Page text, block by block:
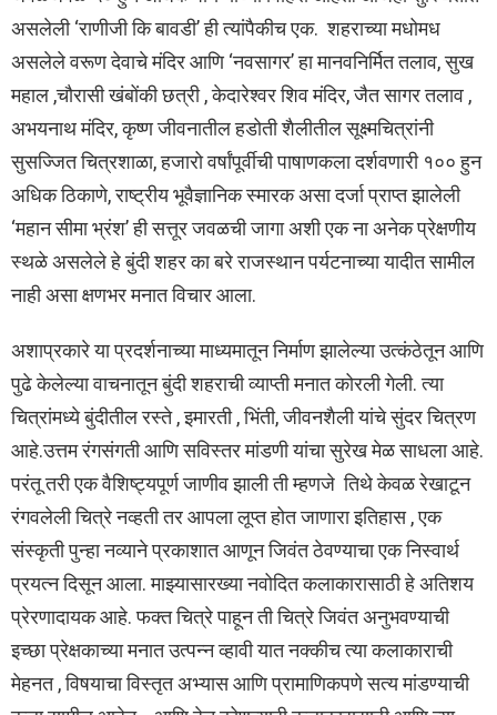
असलेली ‘राणीजी कि बावडी’ ही त्यांपैकीच एक. शहराच्या मधोमध
असलेले वरूण देवाचे मंदिर आणि ‘नवसागर’ हा मानवनिर्मित तलाव, सुख
महाल ,चौरासी खंबोंकी छत्री , केदारेश्वर शिव मंदिर, जैत सागर तलाव ,
अभयनाथ मंदिर, कृष्ण जीवनातील हडोती शैलीतील सूक्ष्मचित्रांनी
सुसज्जित चित्रशाळा, हजारो वर्षांपूर्वीची पाषाणकला दर्शवणारी १०० हुन
अधिक ठिकाणे, राष्ट्रीय भूवैज्ञानिक स्मारक असा दर्जा प्राप्त झालेली
‘महान सीमा भ्रंश’ ही सत्तूर जवळची जागा अशी एक ना अनेक प्रेक्षणीय
स्थळे असलेले हे बुंदी शहर का बरे राजस्थान पर्यटनाच्या यादीत सामील
नाही असा क्षणभर मनात विचार आला.
अशाप्रकारे या प्रदर्शनाच्या माध्यमातून निर्माण झालेल्या उत्कंठेतून आणि
पुढे केलेल्या वाचनातून बुंदी शहराची व्याप्ती मनात कोरली गेली. त्या
चित्रांमध्ये बुंदीतील रस्ते , इमारती , भिंती, जीवनशैली यांचे सुंदर चित्रण
आहे.उत्तम रंगसंगती आणि सविस्तर मांडणी यांचा सुरेख मेळ साधला आहे.
परंतू तरी एक वैशिष्ट्यपूर्ण जाणीव झाली ती म्हणजे तिथे केवळ रेखाटून
रंगवलेली चित्रे नव्हती तर आपला लूप्त होत जाणारा इतिहास , एक
संस्कृती पुन्हा नव्याने प्रकाशात आणून जिवंत ठेवण्याचा एक निस्वार्थ
प्रयत्न दिसून आला. माझ्यासारख्या नवोदित कलाकारासाठी हे अतिशय
प्रेरणादायक आहे. फक्त चित्रे पाहून ती चित्रे जिवंत अनुभवण्याची
इच्छा प्रेक्षकाच्या मनात उत्पन्न व्हावी यात नक्कीच त्या कलाकाराची
मेहनत , विषयाचा विस्तृत अभ्यास आणि प्रामाणिकपणे सत्य मांडण्याची